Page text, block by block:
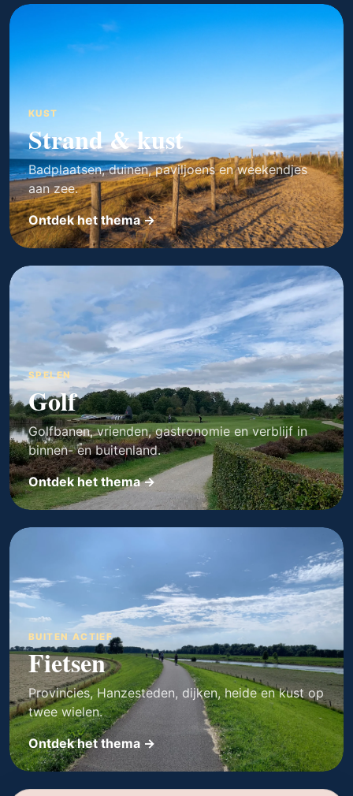
KUST
Strand & kust
Badplaatsen, duinen, paviljoens en weekendjes
aan zee.
Ontdek het thema →
SPELEN
Golf
Golfbanen, vrienden, gastronomie en verblijf in
binnen- en buitenland.
Ontdek het thema →
BUITEN ACTIEF
Fietsen
Provincies, Hanzesteden, dijken, heide en kust op
twee wielen.
Ontdek het thema →